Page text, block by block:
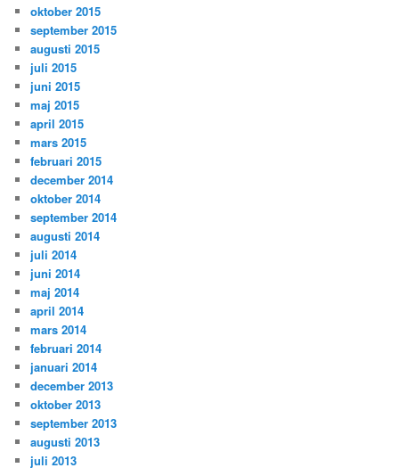
oktober 2015
september 2015
augusti 2015
juli 2015
juni 2015
maj 2015
april 2015
mars 2015
februari 2015
december 2014
oktober 2014
september 2014
augusti 2014
juli 2014
juni 2014
maj 2014
april 2014
mars 2014
februari 2014
januari 2014
december 2013
oktober 2013
september 2013
augusti 2013
juli 2013